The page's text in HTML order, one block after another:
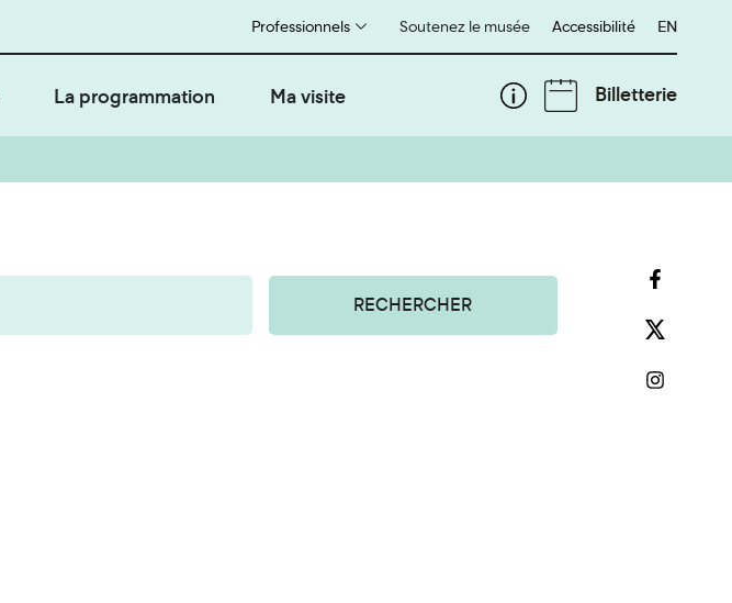
Soutenez le musée
Professionnels Accessibilité English
EN
La programmation Ma visite Billetterie
RECHERCHER